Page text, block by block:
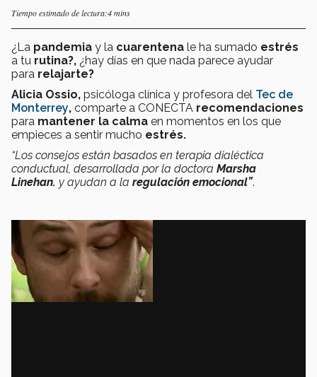
Tiempo estimado de lectura:4 mins
¿La pandemia y la cuarentena le ha sumado estrés
a tu rutina?, ¿hay días en que nada parece ayudar
para relajarte?
Alicia Ossio, psicóloga clínica y profesora del Tec de
Monterrey, comparte a CONECTA recomendaciones
para mantener la calma en momentos en los que
empieces a sentir mucho estrés.
“Los consejos están basados en terapia dialéctica
conductual, desarrollada por la doctora Marsha
Linehan. y ayudan a la regulación emocional”.